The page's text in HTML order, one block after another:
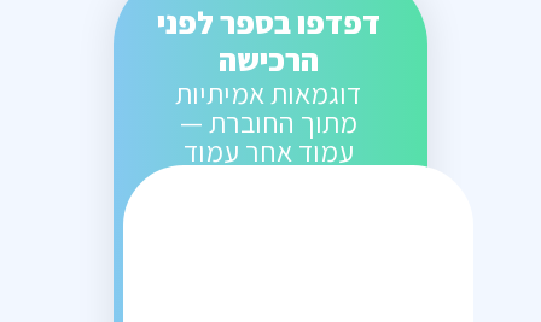
דפדפו בספר לפני
הרכישה
דוגמאות אמיתיות
מתוך החוברת —
עמוד אחר עמוד